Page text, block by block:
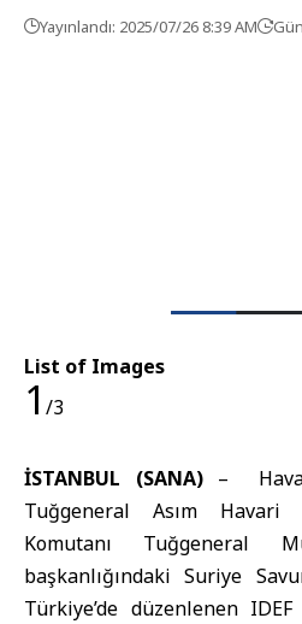
Yayınlandı: 2025/07/26 8:39 AM
List of Images
1 /3
İSTANBUL (SANA)– Hava
Tuğgeneral Asım
Komutanı Tuğgeneral
başkanlığındaki Suriye
Türkiye’de düzenlenen